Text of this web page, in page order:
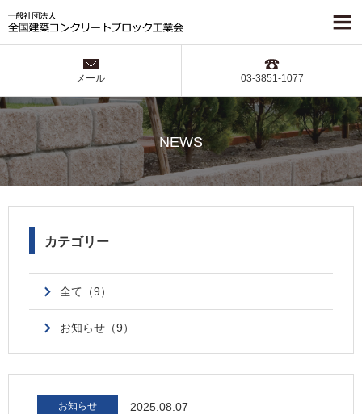
メール 03-3851-1077
NEWS
カテゴリー
全て（9）
お知らせ（9）
お知らせ 2025.08.07